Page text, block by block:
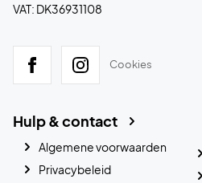
VAT: DK36931108
Cookies
Hulp & contact
Algemene voorwaarden
Privacybeleid